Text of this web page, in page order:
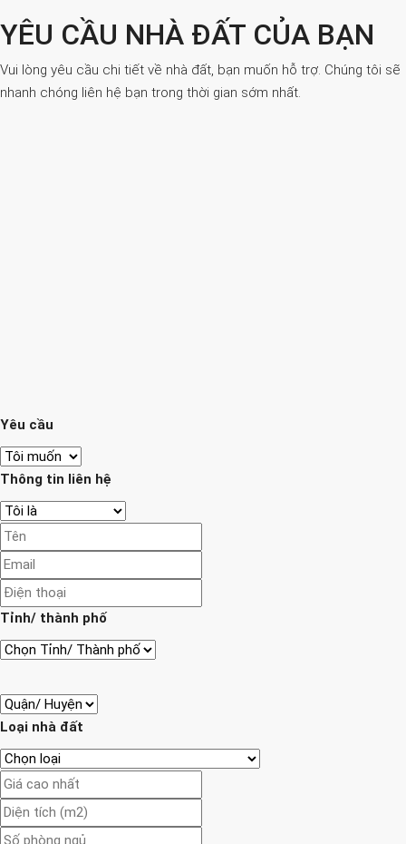
YÊU CẦU NHÀ ĐẤT CỦA BẠN
Vui lòng yêu cầu chi tiết về nhà đất, bạn muốn hỗ trợ. Chúng tôi sẽ
nhanh chóng liên hệ bạn trong thời gian sớm nhất.
Yêu cầu
Thông tin liên hệ
Tỉnh/ thành phố
Loại nhà đất